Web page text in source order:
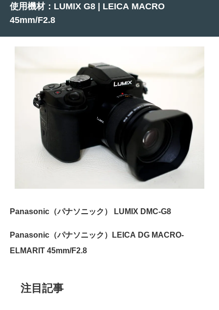
使用機材：LUMIX G8 | LEICA MACRO
45mm/F2.8
Panasonic（パナソニック） LUMIX DMC-G8
Panasonic（パナソニック）LEICA DG MACRO-
ELMARIT 45mm/F2.8
注目記事